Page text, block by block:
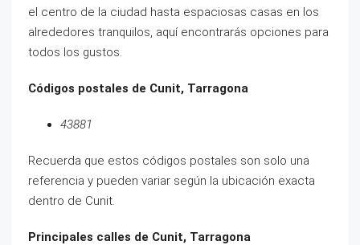
el centro de la ciudad hasta espaciosas casas en los
alrededores tranquilos, aquí encontrarás opciones para
todos los gustos.
Códigos postales de Cunit, Tarragona
43881
Recuerda que estos códigos postales son solo una
referencia y pueden variar según la ubicación exacta
dentro de Cunit.
Principales calles de Cunit, Tarragona